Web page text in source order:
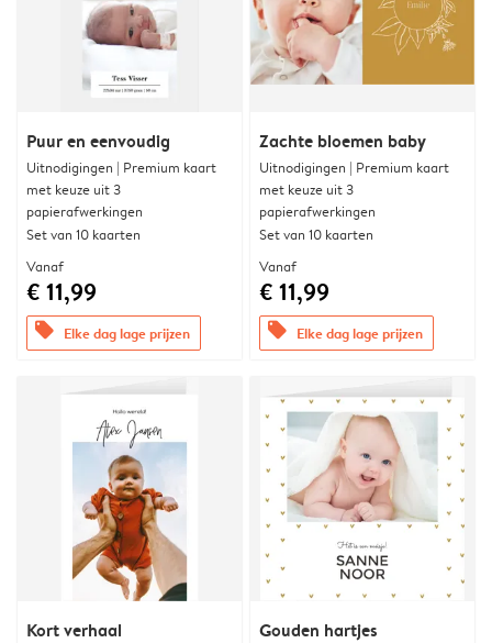
Puur en eenvoudig
Uitnodigingen | Premium kaart
met keuze uit 3
papierafwerkingen
Set van 10 kaarten
Vanaf
€ 11,99
offers Elke dag lage prijzen
Zachte bloemen baby
Uitnodigingen | Premium kaart
met keuze uit 3
papierafwerkingen
Set van 10 kaarten
Vanaf
€ 11,99
offers Elke dag lage prijzen
Kort verhaal Gouden hartjes